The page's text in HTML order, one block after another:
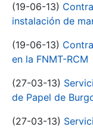
(19-06-13)
instalación de
(19-06-13)
en la FNMT-RCM
(27-03-13)
de Papel de
(27-03-13)